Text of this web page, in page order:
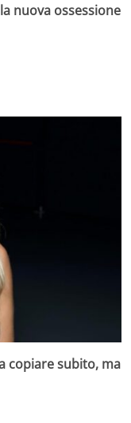
nuova ossessione
copiare subito, ma